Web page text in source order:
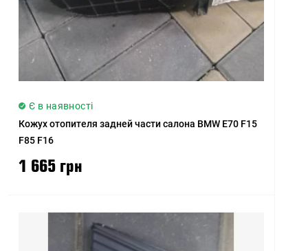
Є в наявності
Кожух отопителя задней части салона BMW E70 F15
F85 F16
1 665 грн